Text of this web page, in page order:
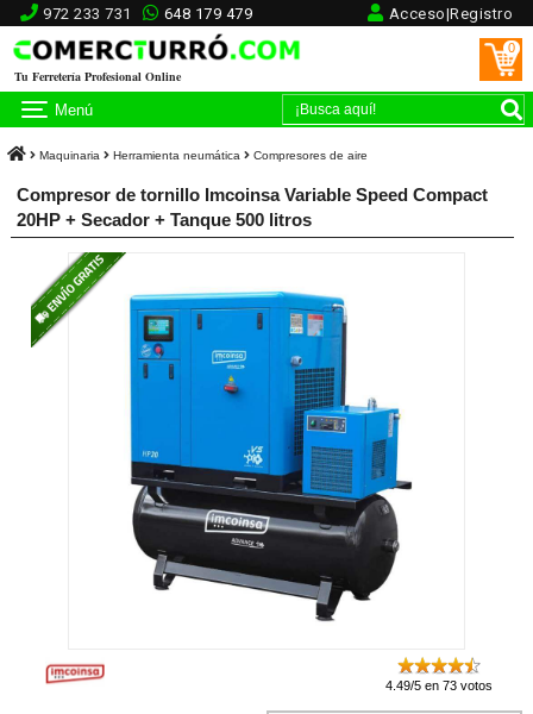
972 233 731 648 179 479 Acceso|Registro
Tu Ferretería Profesional Online
0
Menú
Maquinaria Herramienta neumática Compresores de aire
Compresor de tornillo Imcoinsa Variable Speed Compact
20HP + Secador + Tanque 500 litros
4.49/5 en 73 votos